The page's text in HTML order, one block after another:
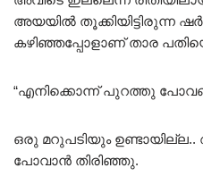
അയയിൽ തൂക്കിയിട്ടിരുന്ന
കഴിഞ്ഞപ്പോളാണ് താര
“എനിക്കൊന്ന് പുറത്തു
ഒരു മറുപടിയും
പോവാൻ തിരിഞ്ഞു.